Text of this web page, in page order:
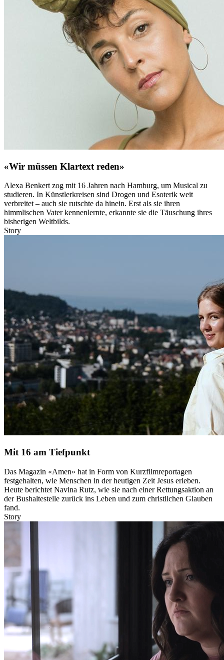
«Wir müssen Klartext reden»
Alexa Benkert zog mit 16 Jahren nach Hamburg, um Musical zu
studieren. In Künstlerkreisen sind Drogen und Esoterik weit
verbreitet – auch sie rutschte da hinein. Erst als sie ihren
himmlischen Vater kennenlernte, erkannte sie die Täuschung ihres
bisherigen Weltbilds.
Story
Mit 16 am Tiefpunkt
Das Magazin «Amen» hat in Form von Kurzfilmreportagen
festgehalten, wie Menschen in der heutigen Zeit Jesus erleben.
Heute berichtet Navina Rutz, wie sie nach einer Rettungsaktion an
der Bushaltestelle zurück ins Leben und zum christlichen Glauben
fand.
Story